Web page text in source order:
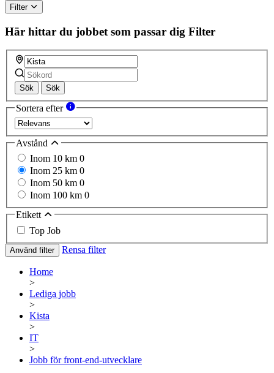
Filter
Här hittar du jobbet som passar dig Filter
Sök Sök
Sortera efter
Avstånd
Inom 10 km 0
Inom 25 km 0
Inom 50 km 0
Inom 100 km 0
Etikett
Top Job
Använd filter Rensa filter
Home
>
Lediga jobb
>
Kista
>
IT
>
Jobb för front-end-utvecklare